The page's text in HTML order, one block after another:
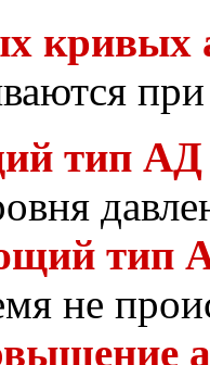
кривых
тип АД
тип
не